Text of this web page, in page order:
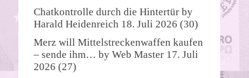
Chatkontrolle durch die Hintertür by
Harald Heidenreich 18. Juli 2026 (30)
Merz will Mittelstreckenwaffen kaufen
– sende ihm… by Web Master 17. Juli
2026 (27)